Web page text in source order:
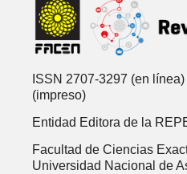
ISSN 2707-3297 (en
(impreso)
Entidad Editora de la
Facultad de Ciencias
Universidad Nacional de